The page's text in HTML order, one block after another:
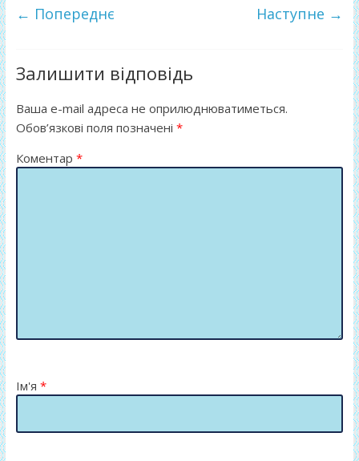
b
o
k
er л
т
и
ся
← Попереднє Наступне →
Залишити відповідь
Ваша e-mail адреса не оприлюднюватиметься.
Обов’язкові поля позначені *
Коментар *
Ім'я *